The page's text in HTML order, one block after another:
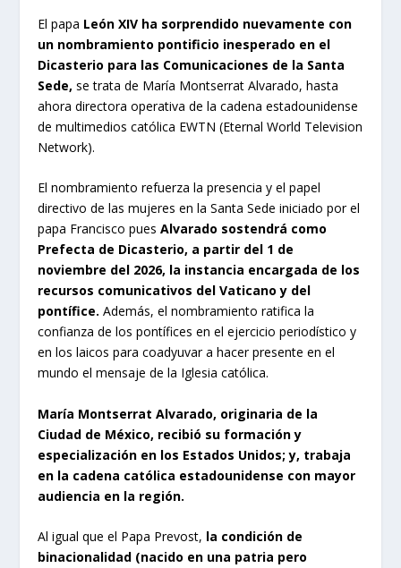
El papa León XIV ha sorprendido nuevamente con
un nombramiento pontificio inesperado en el
Dicasterio para las Comunicaciones de la Santa
Sede, se trata de María Montserrat Alvarado, hasta
ahora directora operativa de la cadena estadounidense
de multimedios católica EWTN (Eternal World Television
Network).
El nombramiento refuerza la presencia y el papel
directivo de las mujeres en la Santa Sede iniciado por el
papa Francisco puesAlvarado sostendrá como
Prefecta de Dicasterio, a partir del 1 de
noviembre del 2026, la instancia encargada de los
recursos comunicativos del Vaticano y del
pontífice. Además, el nombramiento ratifica la
confianza de los pontífices en el ejercicio periodístico y
en los laicos para coadyuvar a hacer presente en el
mundo el mensaje de la Iglesia católica.
María Montserrat Alvarado, originaria de la
Ciudad de México, recibió su formación y
especialización en los Estados Unidos; y, trabaja
en la cadena católica estadounidense con mayor
audiencia en la región.
Al igual que el Papa Prevost, la condición de
binacionalidad (nacido en una patria pero